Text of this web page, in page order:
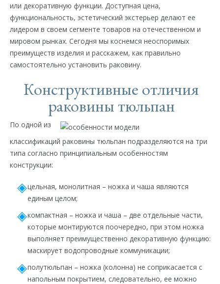
или декоративную функции. Доступная цена,
функциональность, эстетический экстерьер делают ее
лидером в своем сегменте товаров на отечественном и
мировом рынках. Сегодня мы коснемся неоспоримых
преимуществ изделия и расскажем, как правильно
самостоятельно установить раковину.
Конструктивные отличия
раковины тюльпан
По одной из
классификаций раковины тюльпан подразделяются на три
типа согласно принципиальным особенностям
конструкции:
цельная, монолитная – ножка и чаша являются
единым целом;
компактная – ножка и чаша – две отдельные части,
которые монтируются поочередно, при этом ножка
выполняет преимущественно декоративную функцию:
маскирует водопроводные коммуникации;
полутюльпан – ножка (колонна) не соприкасается с
напольным покрытием, следовательно, ее можно